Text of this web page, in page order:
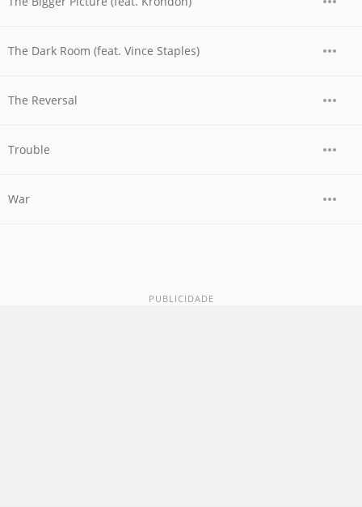
The Dark Room (feat. Vince Staples)
The Reversal
Trouble
War